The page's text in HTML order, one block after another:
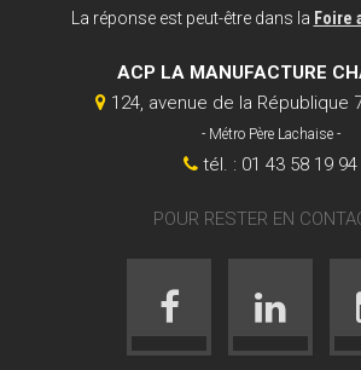
La réponse est peut-être dans la Foire
ACP LA MANUFACTURE
124, avenue de la République
- Métro Père Lachaise -
tél. : 01 43 58 19 94
POUR RESTER EN